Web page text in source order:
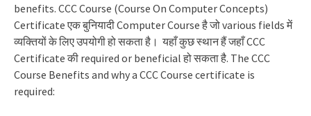
benefits. CCC Course (Course On Computer Concepts)
Certificate एक बुनियादी Computer Course है जो various fields में
व्यक्तियों के लिए उपयोगी हो सकता है। यहाँ कुछ स्थान हैं जहाँ CCC
Certificate की required or beneficial हो सकता है. The CCC
Course Benefits and why a CCC Course certificate is
required: